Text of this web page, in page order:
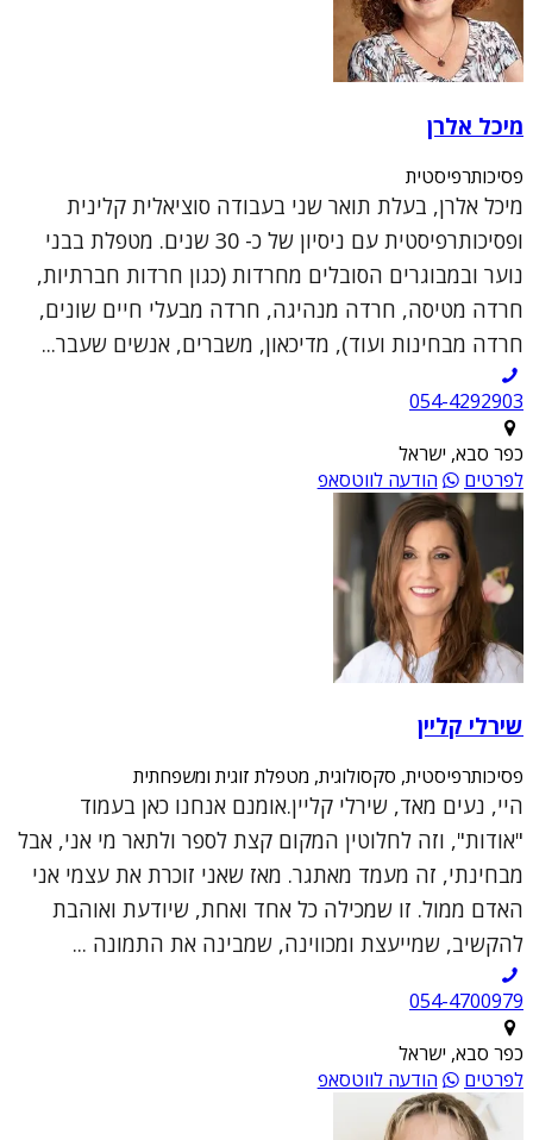
מיכל אלרן
פסיכותרפיסטית
מיכל אלרן, בעלת תואר שני בעבודה סוציאלית קלינית
ופסיכותרפיסטית עם ניסיון של כ- 30 שנים. מטפלת בבני
נוער ובמבוגרים הסובלים מחרדות (כגון חרדות חברתיות,
חרדה מטיסה, חרדה מנהיגה, חרדה מבעלי חיים שונים,
חרדה מבחינות ועוד), מדיכאון, משברים, אנשים שעבר...
054-4292903
כפר סבא, ישראל
לפרטים
הודעה לווטסאפ
שירלי קליין
פסיכותרפיסטית, סקסולוגית, מטפלת זוגית ומשפחתית
היי, נעים מאד, שירלי קליין.אומנם אנחנו כאן בעמוד
"אודות", וזה לחלוטין המקום קצת לספר ולתאר מי אני, אבל
מבחינתי, זה מעמד מאתגר. מאז שאני זוכרת את עצמי אני
האדם ממול. זו שמכילה כל אחד ואחת, שיודעת ואוהבת
להקשיב, שמייעצת ומכווינה, שמבינה את התמונה ...
054-4700979
כפר סבא, ישראל
לפרטים
הודעה לווטסאפ